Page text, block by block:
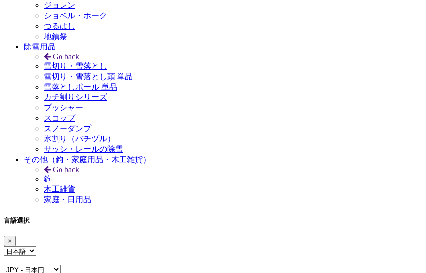
ジョレン
ショベル・ホーク
つるはし
地鎮祭
除雪用品
Go back
雪切り・雪落とし
雪切り・雪落とし頭 単品
雪落としポール 単品
カチ割りシリーズ
プッシャー
スコップ
スノーダンプ
氷割り（バチヅル）
サッシ・レールの除雪
その他（鉤・家庭用品・木工雑貨）
Go back
鉤
木工雑貨
家庭・日用品
言語選択
×